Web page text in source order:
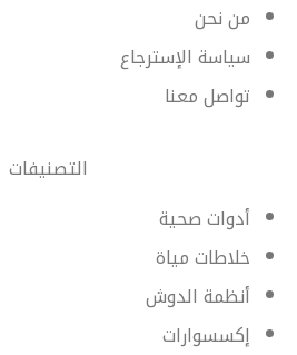
من نحن
سياسة الإسترجاع
تواصل معنا
التصنيفات
أدوات صحية
خلاطات مياة
أنظمة الدوش
إكسسوارات